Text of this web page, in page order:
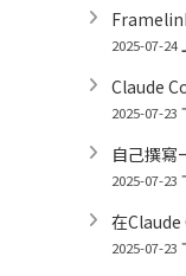
2025-07-24
Claude
2025-07-23
自己撰寫
2025-07-23
在Claude
2025-07-23